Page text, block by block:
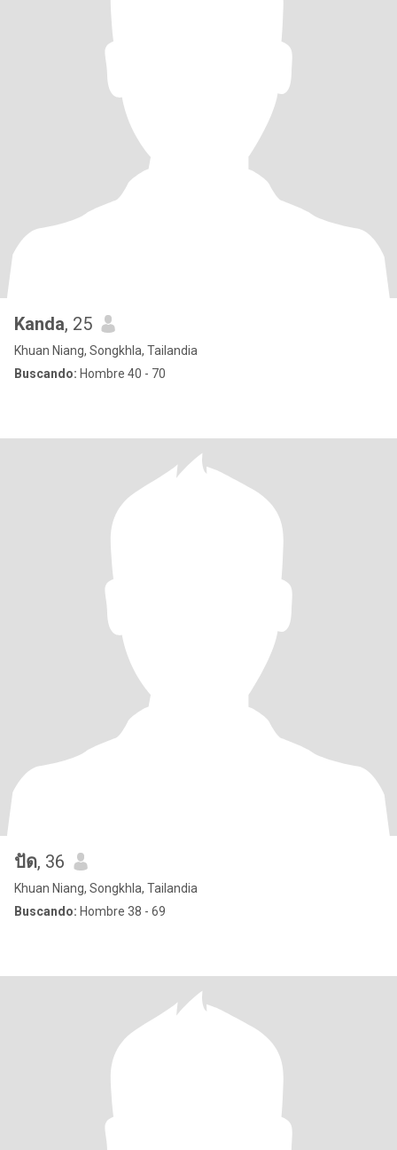
Kanda, 25
Khuan Niang, Songkhla, Tailandia
Buscando: Hombre 40 - 70
ปัด, 36
Khuan Niang, Songkhla, Tailandia
Buscando: Hombre 38 - 69